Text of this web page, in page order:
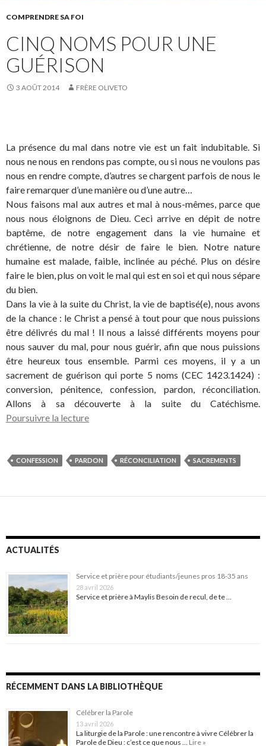
COMPRENDRE SA FOI
CINQ NOMS POUR UNE
GUÉRISON
3 AOÛT 2014 FRÈRE OLIVETO
La présence du mal dans notre vie est un fait indubitable. Si
nous ne nous en rendons pas compte, ou si nous ne voulons pas
nous en rendre compte, d’autres se chargent parfois de nous le
faire remarquer d’une manière ou d’une autre…
Nous faisons mal aux autres et mal à nous-mêmes, parce que
nous nous éloignons de Dieu. Ceci arrive en dépit de notre
baptême, de notre engagement dans la vie humaine et
chrétienne, de notre désir de faire le bien. Notre nature
humaine est malade, faible, inclinée au péché. Plus on désire
faire le bien, plus on voit le mal qui est en soi et qui nous sépare
du bien.
Dans la vie à la suite du Christ, la vie de baptisé(e), nous avons
de la chance : le Christ a pensé à tout pour que nous puissions
être délivrés du mal ! Il nous a laissé différents moyens pour
nous sauver du mal, pour nous guérir, afin que nous puissions
être heureux tous ensemble. Parmi ces moyens, il y a un
sacrement de guérison qui porte 5 noms (CEC 1423.1424) :
conversion, pénitence, confession, pardon, réconciliation.
Allons à sa découverte à la suite du Catéchisme.
Poursuivre la lecture
CONFESSION PARDON RÉCONCILIATION SACREMENTS
ACTUALITÉS
Service et prière pour étudiants/jeunes pros 18-35 ans
28 avril 2026
Service et prière à Maylis Besoin de recul, de te …
RÉCEMMENT DANS LA BIBLIOTHÈQUE
Célébrer la Parole
13 avril 2026
La liturgie de la Parole : une rencontre à vivre Célébrer la
Parole de Dieu : c’est ce que nous … Lire »